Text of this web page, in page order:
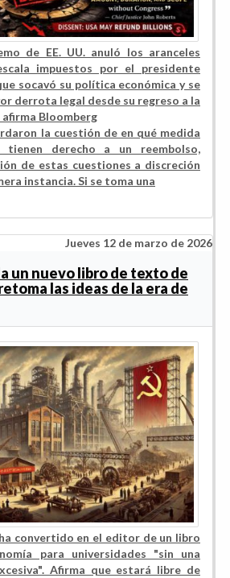
de EE. UU. anuló los aranceles
impuestos por el presidente
socavó su política económica y se
derrota legal desde su regreso a la
afirma Bloomberg
la cuestión de en qué medida
tienen derecho a un reembolso,
de estas cuestiones a discreción
instancia. Si se toma una
Jueves 12 de marzo de 2026
un nuevo libro de texto de
las ideas de la era de
convertido en el editor de un libro
para universidades "sin una
Afirma que estará libre de